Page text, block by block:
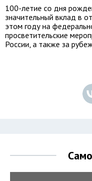
100-летие со дня
значительный вклад в
этом году на
просветительские
России, а также за